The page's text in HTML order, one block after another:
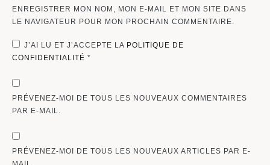
ENREGISTRER MON NOM, MON E-MAIL ET MON SITE DANS
LE NAVIGATEUR POUR MON PROCHAIN COMMENTAIRE.
J’AI LU ET J’ACCEPTE LA POLITIQUE DE
CONFIDENTIALITÉ *
PRÉVENEZ-MOI DE TOUS LES NOUVEAUX COMMENTAIRES
PAR E-MAIL.
PRÉVENEZ-MOI DE TOUS LES NOUVEAUX ARTICLES PAR E-